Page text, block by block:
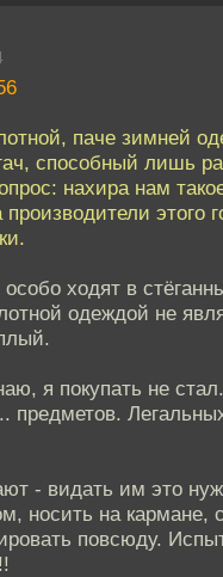
паче зимней
способный лишь
нахира нам
этого
ходят в
одеждой не
я покупать не
предметов.
- видать им это
носить на кармане,
повсюду.